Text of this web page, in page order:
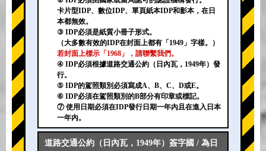
卡片型IDP、數位IDP、單頁紙本IDP和影本，在日
本都無效。
③ IDP必須是紙質小冊子形式。
（大多數有效的IDP在封面上都有「1949」字樣。）
若封面上標示「1968」，請聯繫我們。
④ IDP必須根據道路交通公約（日內瓦，1949年）發
行。
⑤ IDP的駕照類別必須寫成A、B、C、D或E。
⑥ IDP必須在駕照類別的B部分有印章或標記。
⑦ 使用日期必須在IDP發行日期一年內且在進入日本
一年內。
道路交通公約（日內瓦，1949年）簽字國 / 為日